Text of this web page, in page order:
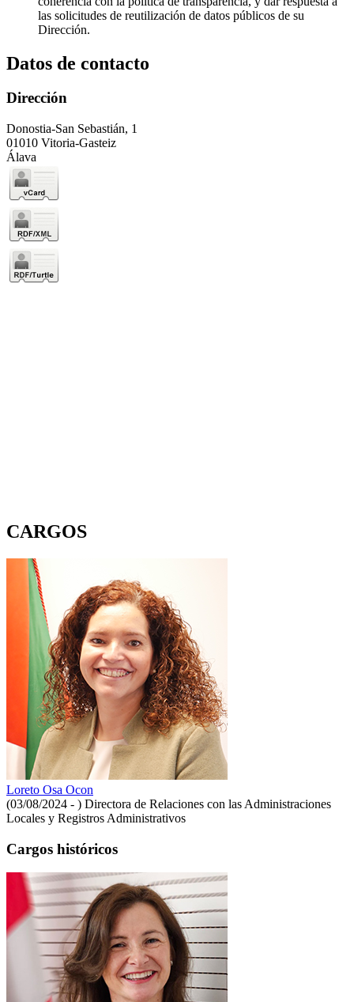
las solicitudes de reutilización de datos públicos de su
Dirección.
Datos de contacto
Dirección
Donostia-San Sebastián, 1
01010 Vitoria-Gasteiz
Álava
CARGOS
Loreto Osa Ocon
(03/08/2024 - ) Directora de Relaciones con las Administraciones
Locales y Registros Administrativos
Cargos históricos